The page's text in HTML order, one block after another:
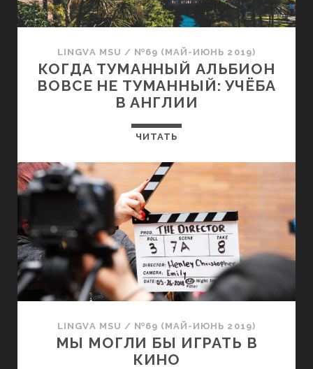
LINGVA MSU / №69 (МАЙ-ИЮНЬ 2019)
КОГДА ТУМАННЫЙ АЛЬБИОН
ВОВСЕ НЕ ТУМАННЫЙ: УЧЁБА
В АНГЛИИ
ЧИТАТЬ
LINGVA MSU / №69 (МАЙ-ИЮНЬ 2019)
МЫ МОГЛИ БЫ ИГРАТЬ В
КИНО